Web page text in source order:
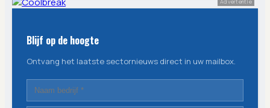
Blijf op de hoogte
Ontvang het laatste sectornieuws direct in uw mailbox.